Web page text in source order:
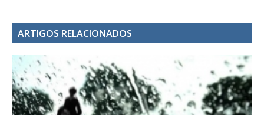
ARTIGOS RELACIONADOS